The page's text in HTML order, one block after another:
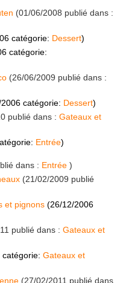
(01/06/2008 publié dans :
catégorie: Dessert)
catégorie:
(26/06/2009 publié dans :
catégorie: Dessert)
publié dans : Gateaux et
Entrée)
dans : Entrée )
(21/02/2009 publié
et pignons (26/12/2006
publié dans : Gateaux et
catégorie: Gateaux et
(27/02/2011 publié dans